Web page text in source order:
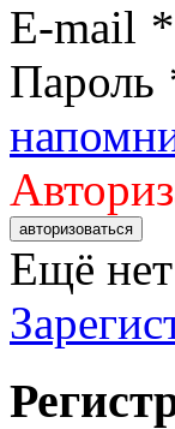
E-mail *
Пароль
авторизоваться
Ещё